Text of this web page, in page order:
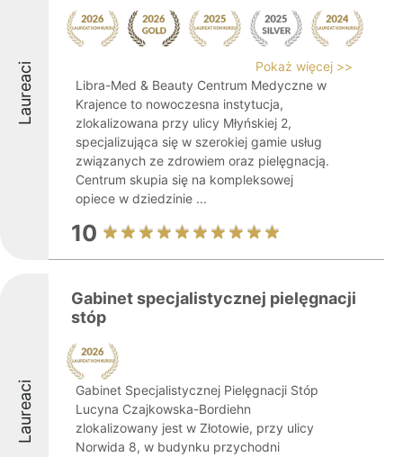
Laureaci
Pokaż więcej >>
Libra-Med & Beauty Centrum Medyczne w
Krajence to nowoczesna instytucja,
zlokalizowana przy ulicy Młyńskiej 2,
specjalizująca się w szerokiej gamie usług
związanych ze zdrowiem oraz pielęgnacją.
Centrum skupia się na kompleksowej
opiece w dziedzinie ...
10
Laureaci
Gabinet specjalistycznej pielęgnacji
stóp
Gabinet Specjalistycznej Pielęgnacji Stóp
Lucyna Czajkowska-Bordiehn
zlokalizowany jest w Złotowie, przy ulicy
Norwida 8, w budynku przychodni